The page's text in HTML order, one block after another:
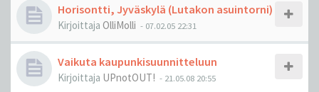
Horisontti, Jyväskylä (Lutakon asuintorni)
Kirjoittaja OlliMolli - 07.02.05 22:31
Vaikuta kaupunkisuunnitteluun
Kirjoittaja UPnotOUT! - 21.05.08 20:55